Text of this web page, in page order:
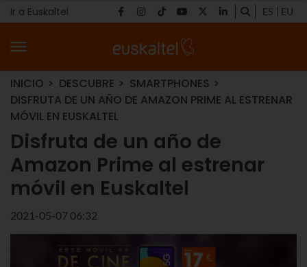
Ir a Euskaltel ES EU
INICIO DESCUBRE
SMARTPHONES
DISFRUTA DE UN AÑO DE AMAZON PRIME AL ESTRENAR
MÓVIL EN EUSKALTEL
Disfruta de un año de
Amazon Prime al estrenar
móvil en Euskaltel
2021-05-07 06:32